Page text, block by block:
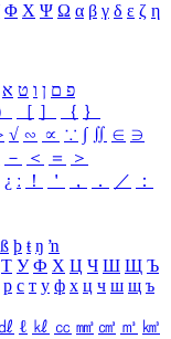
Φ Χ Ψ Ω α β γ δ ε ζ η
פ ם ן ו ט א
［ ］ ｛ ｝
√ ∽ ∝ ∵ ∫ ∬ ∈ ∋
－ ＜ ＝
＞
¿ ː ！ ＇ ， ． ／
：
ß þ ŧ ŋ ŉ
Т У Ф Х Ц Ч Ш Щ Ъ
р с т у ф х ц ч ш щ ъ
㎗ ℓ ㎘ ㏄ ㎣ ㎤ ㎥ ㎦